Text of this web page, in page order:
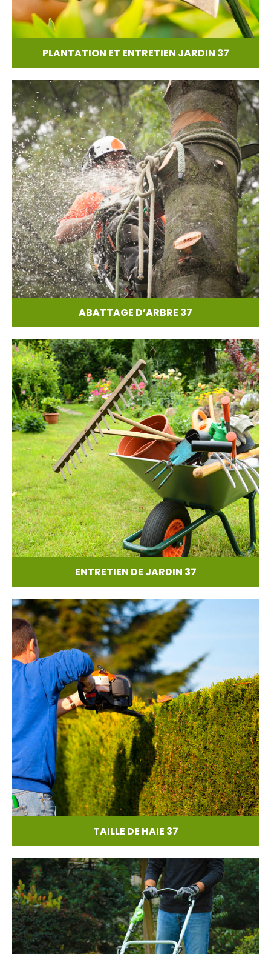
PLANTATION ET ENTRETIEN JARDIN 37
ABATTAGE D’ARBRE 37
ENTRETIEN DE JARDIN 37
TAILLE DE HAIE 37